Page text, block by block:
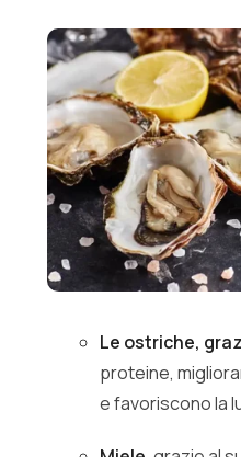
Le ostriche,
proteine,
e favoriscono la